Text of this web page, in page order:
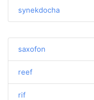
synekdocha
saxofon
reef
rif